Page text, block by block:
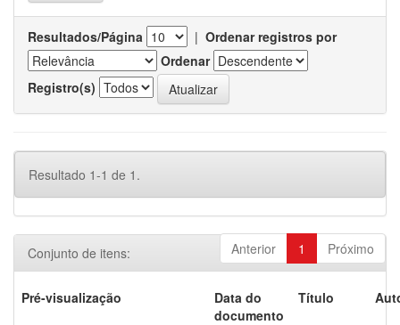
Resultados/Página | Ordenar registros por
Ordenar
Registro(s)
Resultado 1-1 de 1.
Anterior 1 Próximo
Conjunto de itens:
Pré-visualização
Data do
documento
Título